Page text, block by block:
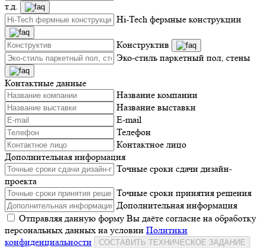
т.д.
Hi-Tech фермные конструкции
Конструктив
Эко-стиль паркетный пол, стены
Контактные данные
Название компании
Название выставки
E-mail
Телефон
Контактное лицо
Дополнительная информация
Точные сроки сдачи дизайн-
проекта
Точные сроки принятия решения
Дополнительная информация
Отправляя данную форму Вы даёте согласие на обработку
персональных данных на условии Политики
конфиденциальности
СОСТАВИТЬ ТЕХНИЧЕСКОЕ ЗАДАНИЕ